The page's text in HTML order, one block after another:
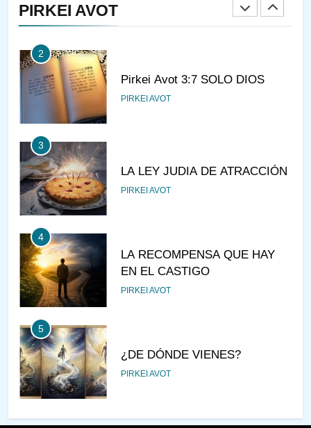
PIRKEI AVOT
AMOR, PAREJA Y MATRIMONIO
2
Pirkei Avot 3:7 SOLO DIOS
PIRKEI AVOT
3
LA LEY JUDIA DE ATRACCIÓN
PIRKEI AVOT
4
LA RECOMPENSA QUE HAY
EN EL CASTIGO
PIRKEI AVOT
5
¿DE DÓNDE VIENES?
PIRKEI AVOT
6